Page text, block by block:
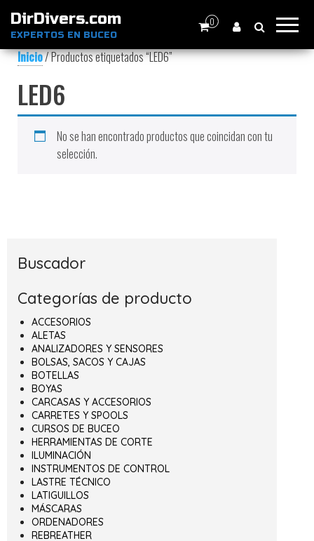
DirDivers.com
EXPERTOS EN BUCEO
0
Inicio/ Productos etiquetados “LED6”
LED6
No se han encontrado productos que coincidan con tu
selección.
Buscador
Categorías de producto
ACCESORIOS
ALETAS
ANALIZADORES Y SENSORES
BOLSAS, SACOS Y CAJAS
BOTELLAS
BOYAS
CARCASAS Y ACCESORIOS
CARRETES Y SPOOLS
CURSOS DE BUCEO
HERRAMIENTAS DE CORTE
ILUMINACIÓN
INSTRUMENTOS DE CONTROL
LASTRE TÉCNICO
LATIGUILLOS
MÁSCARAS
ORDENADORES
REBREATHER